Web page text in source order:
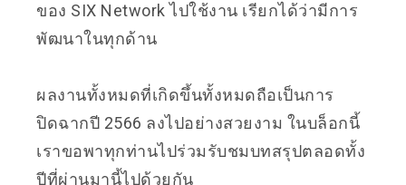
ของ SIX Network ไปใช้งาน เรียกได้ว่ามีการ
พัฒนาในทุกด้าน
ผลงานทั้งหมดที่เกิดขึ้นทั้งหมดถือเป็นการ
ปิดฉากปี 2566 ลงไปอย่างสวยงาม ในบล็อกนี้
เราขอพาทุกท่านไปร่วมรับชมบทสรุปตลอดทั้ง
ปีที่ผ่านมานี้ไปด้วยกัน